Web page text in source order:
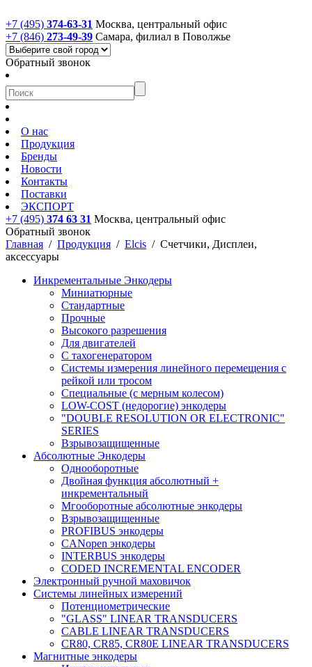
+7 (495) 374-63-31 Москва, центральный офис
+7 (846) 273-49-39 Самара, филиал в Поволжье
Обратный звонок
О нас
Продукция
Бренды
Новости
Контакты
Поставки
ЭКСПОРТ
+7 (495) 374 63 31 Москва, центральный офис
Обратный звонок
Главная / Продукция / Elcis / Счетчики, Дисплеи,
аксессуары
Инкрементальные Энкодеры
Миниатюрные
Стандартные
Прочные
Высокого разрешения
Для двигателей
С тахогенератором
Системы измерения линейного перемещения с
рейкой или тросом
Специальные (с мерным колесом)
LOW-COST (недорогие) энкодеры
"DOUBLE RESOLUTION OR ELECTRONIC"
SERIES
Взрывозащищенные
Абсолютные Энкодеры
Однооборотные
Двойная функция абсолютный +
инкрементальный
Мгооборотные абсолютные энкодеры
Взрывозащищенные
PROFIBUS энкодеры
CANopen энкодеры
INTERBUS энкодеры
CODED INCREMENTAL ENCODER
Электронный ручной маховичок
Системы линейных измерений
Потенциометрические
"GLASS" LINEAR TRANSDUCERS
CABLE LINEAR TRANSDUCERS
CR80, CR85, CR80E LINEAR TRANSDUCERS
Магнитные энкодеры